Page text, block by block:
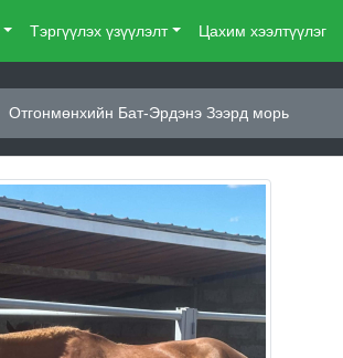
Тэргүүлэх үзүүлэлт Цахим хээлтүүлэг
Отгонмөнхийн Бат-Эрдэнэ Зээрд морь